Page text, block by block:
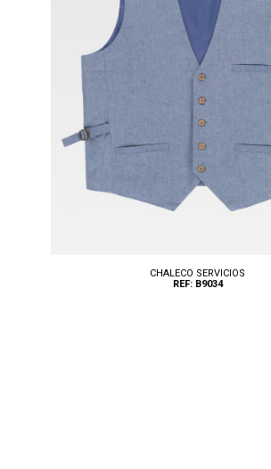
CHALECO SERVICIOS
REF: B9034